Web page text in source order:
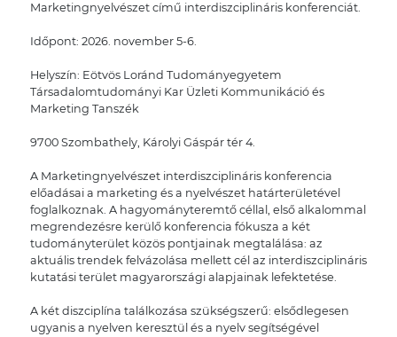
Marketingnyelvészet című interdiszciplináris konferenciát.
Időpont: 2026. november 5-6.
Helyszín: Eötvös Loránd Tudományegyetem
Társadalomtudományi Kar Üzleti Kommunikáció és
Marketing Tanszék
9700 Szombathely, Károlyi Gáspár tér 4.
A Marketingnyelvészet interdiszciplináris konferencia
előadásai a marketing és a nyelvészet határterületével
foglalkoznak. A hagyományteremtő céllal, első alkalommal
megrendezésre kerülő konferencia fókusza a két
tudományterület közös pontjainak megtalálása: az
aktuális trendek felvázolása mellett cél az interdiszciplináris
kutatási terület magyarországi alapjainak lefektetése.
A két diszciplína találkozása szükségszerű: elsődlegesen
ugyanis a nyelven keresztül és a nyelv segítségével